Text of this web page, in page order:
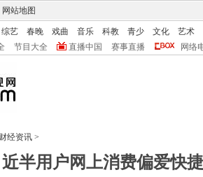
网站地图
综艺 春晚 戏曲 音乐 科教 青少 文化
艺术
节目大全 直播中国 赛事直播 网络
财经资讯 >
近半用户网上消费偏爱快